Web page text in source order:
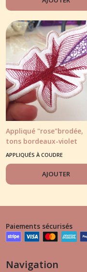
Appliqué "rose"brodée,
tons bordeaux-violet
APPLIQUÉS À COUDRE
AJOUTER
Paiements sécurisés
Navigation